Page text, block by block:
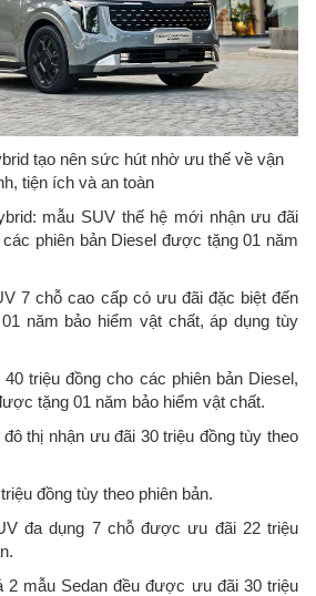
tạo nên sức hút nhờ ưu thế về vận
tiện ích và an toàn
mẫu SUV thế hệ mới nhận ưu đãi
phiên bản Diesel được tặng 01 năm
7 chỗ cao cấp có ưu đãi đặc biệt đến
năm bảo hiểm vật chất, áp dụng tùy
triệu đồng cho các phiên bản Diesel,
tặng 01 năm bảo hiểm vật chất.
thị nhận ưu đãi 30 triệu đồng tùy theo
đồng tùy theo phiên bản.
đa dụng 7 chỗ được ưu đãi 22 triệu
2 mẫu Sedan đều được ưu đãi 30 triệu